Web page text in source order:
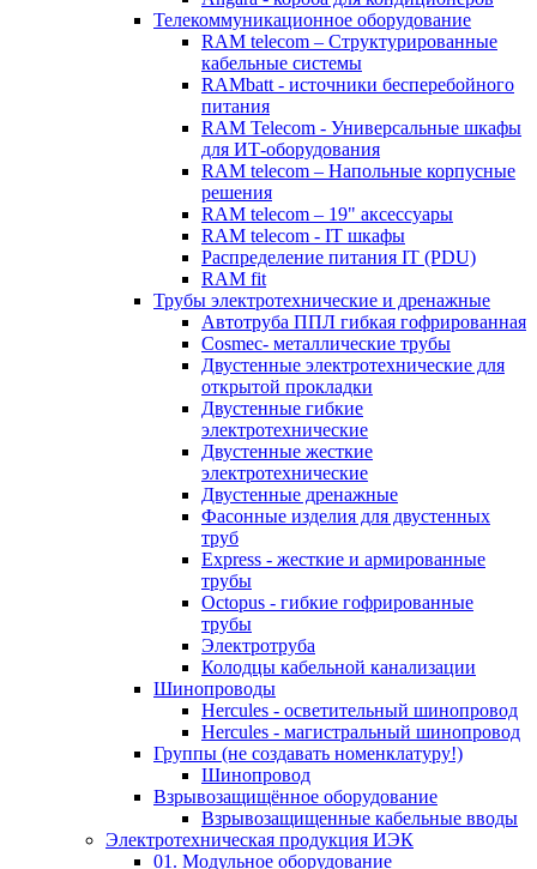
Телекоммуникационное оборудование
RAM telecom – Структурированные
кабельные системы
RAMbatt - источники бесперебойного
питания
RAM Telecom - Универсальные шкафы
для ИТ-оборудования
RAM telecom – Напольные корпусные
решения
RAM telecom – 19" аксессуары
RAM telecom - IT шкафы
Распределение питания IT (PDU)
RAM fit
Трубы электротехнические и дренажные
Автотруба ППЛ гибкая гофрированная
Cosmec- металлические трубы
Двустенные электротехнические для
открытой прокладки
Двустенные гибкие
электротехнические
Двустенные жесткие
электротехнические
Двустенные дренажные
Фасонные изделия для двустенных
труб
Express - жесткие и армированные
трубы
Octopus - гибкие гофрированные
трубы
Электротруба
Колодцы кабельной канализации
Шинопроводы
Hercules - осветительный шинопровод
Hercules - магистральный шинопровод
Группы (не создавать номенклатуру!)
Шинопровод
Взрывозащищённое оборудование
Взрывозащищенные кабельные вводы
Электротехническая продукция ИЭК
01. Модульное оборудование